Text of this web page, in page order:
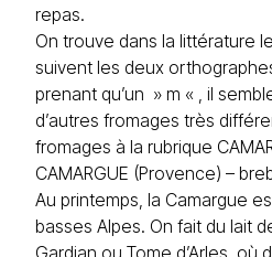
repas.
On trouve dans la littérature
suivent les deux
prenant qu’un » m « , il
d’autres fromages très
fromages à la rubrique
CAMARGUE (Provence) –
Au printemps, la Camargue
basses Alpes. On fait du lait
Gardian ou Tome d’Arles,